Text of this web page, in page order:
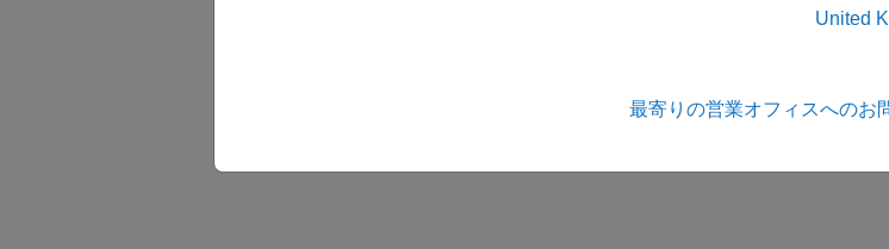
United
最寄りの営業オフィスへのお